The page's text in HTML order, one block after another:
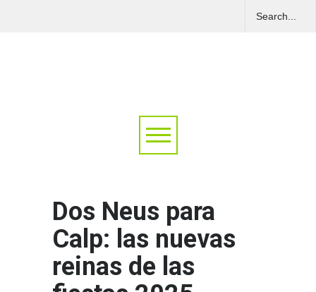
Dos Neus para
Calp: las nuevas
reinas de las